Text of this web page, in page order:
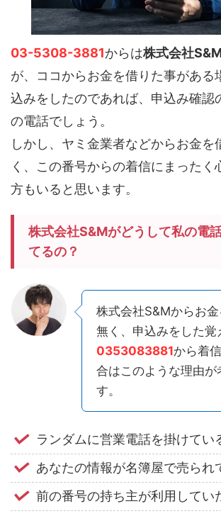
03-5308-3881からは株式会社
が、ココからお金を借りた事がある
込みをしたのであれば、申込み確認
の電話でしょう。
しかし、ヤミ金業者などからお金を
く、この番号からの着信にまったく
方もいると思います。
株式会社S&Mがどうして私の電
てるの？
株式会社S&Mからお
無く、申込みをした覚
0353083881から着
合はこのような理由が
す。
ランダムに営業電話を掛けてい
あなたの情報が名簿屋で売られ
前の番号の持ち主が利用してい